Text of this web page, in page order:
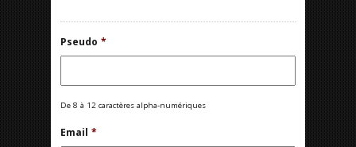
Pseudo *
De 8 à 12 caractères alpha-numériques
Email *